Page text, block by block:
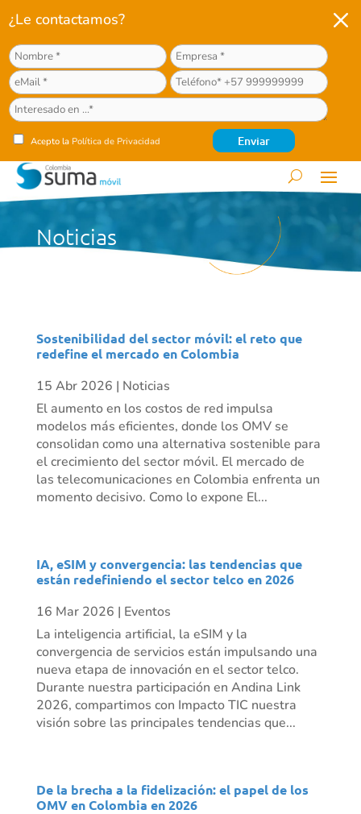
¿Le contactamos?
Acepto la Política de Privacidad
M
Noticias
Sostenibilidad del sector móvil: el reto que
redefine el mercado en Colombia
15 Abr 2026 | Noticias
El aumento en los costos de red impulsa
modelos más eficientes, donde los OMV se
consolidan como una alternativa sostenible para
el crecimiento del sector móvil. El mercado de
las telecomunicaciones en Colombia enfrenta un
momento decisivo. Como lo expone El...
IA, eSIM y convergencia: las tendencias que
están redefiniendo el sector telco en 2026
16 Mar 2026 | Eventos
La inteligencia artificial, la eSIM y la
convergencia de servicios están impulsando una
nueva etapa de innovación en el sector telco.
Durante nuestra participación en Andina Link
2026, compartimos con Impacto TIC nuestra
visión sobre las principales tendencias que...
De la brecha a la fidelización: el papel de los
OMV en Colombia en 2026